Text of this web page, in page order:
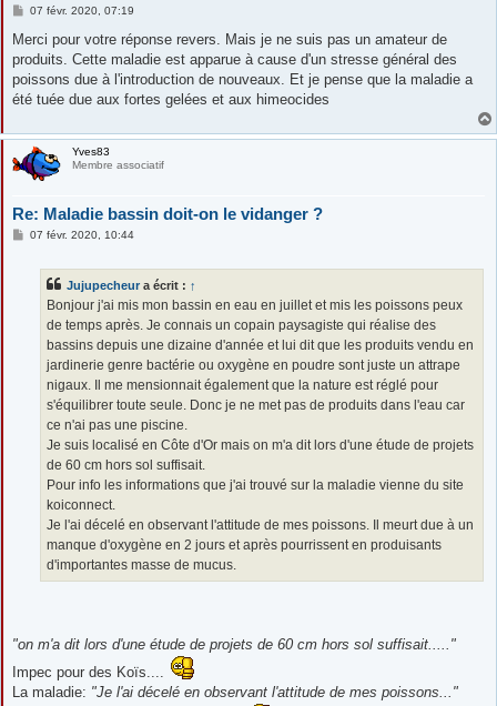
M
s
a
g
07 févr. 2020, 07:19
Merci pour votre réponse revers. Mais je ne suis pas un amateur de
produits. Cette maladie est apparue à cause d'un stresse général des
poissons due à l'introduction de nouveaux. Et je pense que la maladie a
été tuée due aux fortes gelées et aux himeocides
Yves83
Membre associatif
Re: Maladie bassin doit-on le vidanger ?
M07 févr. 2020, 10:44
Jujupecheur a écrit : ↑
Bonjour j'ai mis mon bassin en eau en juillet et mis les poissons peux
de temps après. Je connais un copain paysagiste qui réalise des
bassins depuis une dizaine d'année et lui dit que les produits vendu en
jardinerie genre bactérie ou oxygène en poudre sont juste un attrape
nigaux. Il me mensionnait également que la nature est réglé pour
s'équilibrer toute seule. Donc je ne met pas de produits dans l'eau car
ce n'ai pas une piscine.
Je suis localisé en Côte d'Or mais on m'a dit lors d'une étude de projets
de 60 cm hors sol suffisait.
Pour info les informations que j'ai trouvé sur la maladie vienne du site
koiconnect.
Je l'ai décelé en observant l'attitude de mes poissons. Il meurt due à un
manque d'oxygène en 2 jours et après pourrissent en produisants
d'importantes masse de mucus.
"on m'a dit lors d'une étude de projets de 60 cm hors sol suffisait....."
Impec pour des Koïs....
La maladie: "Je l'ai décelé en observant l'attitude de mes poissons..."